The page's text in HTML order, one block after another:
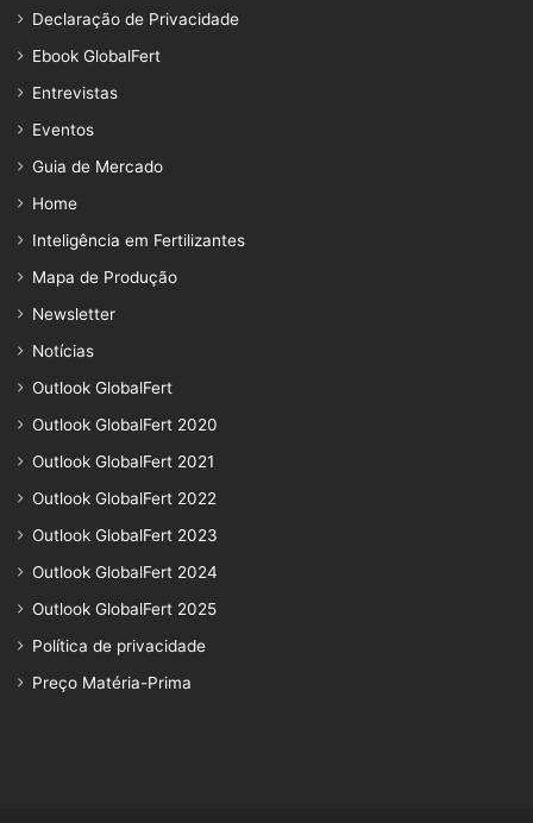
Declaração de Privacidade
Ebook GlobalFert
Entrevistas
Eventos
Guia de Mercado
Home
Inteligência em Fertilizantes
Mapa de Produção
Newsletter
Notícias
Outlook GlobalFert
Outlook GlobalFert 2020
Outlook GlobalFert 2021
Outlook GlobalFert 2022
Outlook GlobalFert 2023
Outlook GlobalFert 2024
Outlook GlobalFert 2025
Política de privacidade
Preço Matéria-Prima